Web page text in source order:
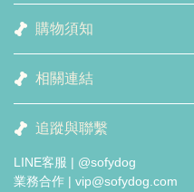
購物須知
相關連結
追蹤與聯繫
LINE客服 | @sofydog
業務合作 | vip@sofydog.com